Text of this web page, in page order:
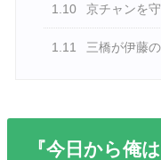
1.10 京チャンを
1.11 三橋が伊藤
『今日から俺